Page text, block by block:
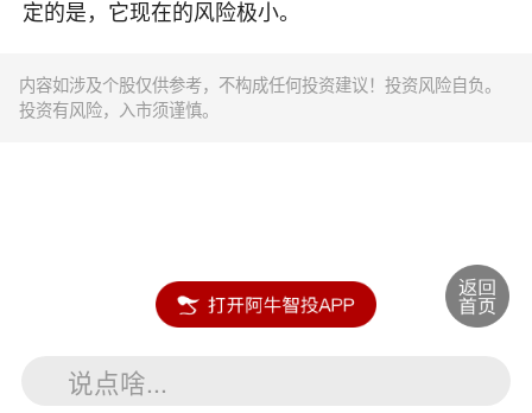
定的是，它现在的风险极小。
内容如涉及个股仅供参考，不构成任何投资建议！投资风险自负。
投资有风险，入市须谨慎。
说点啥...